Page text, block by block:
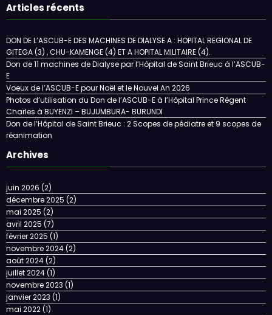
Articles récents
DON DE L’ASCUB-E DES MACHINES DE DIALYSE A : HOPITAL REGIONAL DE
GITEGA (3) , CHU-KAMENGE (4) ET A HOPITAL MILITAIRE (4).
Don de 11 machines de Dialyse par l’Hôpital de Saint Brieuc à l’ASCUB-
E
Voeux de l’ASCUB-E pour Noël et le Nouvel An 2026
Photos d’utilisation du Don de l’ASCUB-E à l’Hôpital Prince Régent
Charles à BUYENZI – BUJUMBURA- BURUNDI
Don de l’Hôpital de Saint Brieuc : 2 Scopes de pédiatre et 9 scopes de
réanimation
Archives
juin 2026 (2)
décembre 2025 (2)
mai 2025 (2)
avril 2025 (7)
février 2025 (1)
novembre 2024(2)
août 2024(2)
juillet 2024(1)
novembre 2023 (1)
janvier 2023 (1)
mai 2022(1)